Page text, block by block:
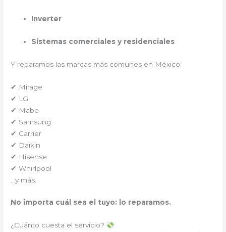
Inverter
Sistemas comerciales y residenciales
Y reparamos las marcas más comunes en México:
✔ Mirage
✔ LG
✔ Mabe
✔ Samsung
✔ Carrier
✔ Daikin
✔ Hisense
✔ Whirlpool
…y más.
No importa cuál sea el tuyo: lo reparamos.
¿Cuánto cuesta el servicio?